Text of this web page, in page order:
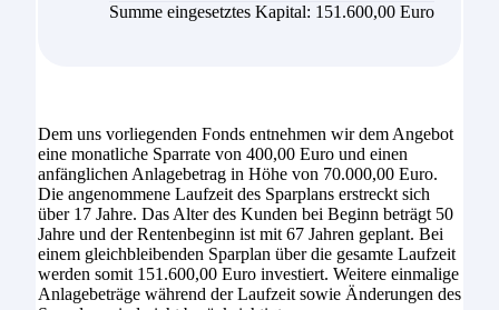
Summe eingesetztes Kapital: 151.600,00 Euro
Dem uns vorliegenden Fonds entnehmen wir dem Angebot
eine monatliche Sparrate von 400,00 Euro und einen
anfänglichen Anlagebetrag in Höhe von 70.000,00 Euro.
Die angenommene Laufzeit des Sparplans erstreckt sich
über 17 Jahre. Das Alter des Kunden bei Beginn beträgt 50
Jahre und der Rentenbeginn ist mit 67 Jahren geplant. Bei
einem gleichbleibenden Sparplan über die gesamte Laufzeit
werden somit 151.600,00 Euro investiert. Weitere einmalige
Anlagebeträge während der Laufzeit sowie Änderungen des